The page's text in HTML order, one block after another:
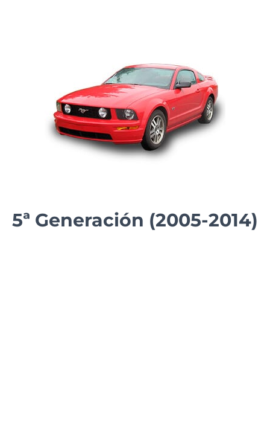
5ª Generación (2005-2014)